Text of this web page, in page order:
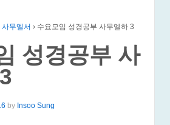
사무엘서 › 수요모임 성경공부 사무엘하 3
성경공부 사
by Insoo Sung